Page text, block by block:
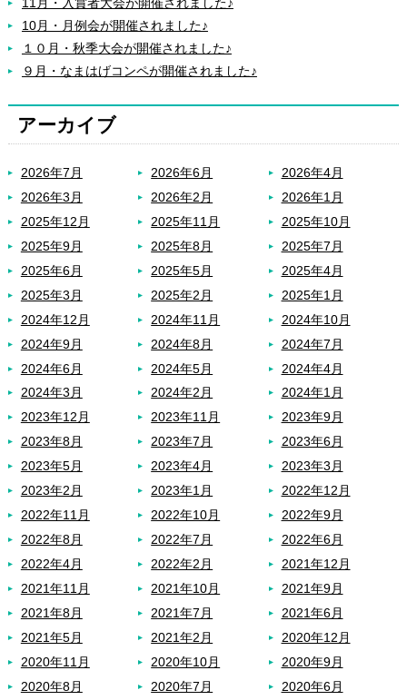
10月・月例会が開催されました♪
１０月・秋季大会が開催されました♪
９月・なまはげコンペが開催されました♪
アーカイブ
2026年7月 2026年6月
2026年4月
2026年3月
2026年2月
2026年1月
2025年12月
2025年11月
2025年10月
2025年9月
2025年8月
2025年7月
2025年6月
2025年5月
2025年4月
2025年3月
2025年2月
2025年1月
2024年12月
2024年11月
2024年10月
2024年9月
2024年8月
2024年7月
2024年6月
2024年5月
2024年4月
2024年3月
2024年2月
2024年1月
2023年12月
2023年11月
2023年9月
2023年8月
2023年7月
2023年6月
2023年5月
2023年4月
2023年3月
2023年2月
2023年1月
2022年12月
2022年11月
2022年10月
2022年9月
2022年8月
2022年7月
2022年6月
2022年4月
2022年2月
2021年12月
2021年11月
2021年10月
2021年9月
2021年8月
2021年7月
2021年6月
2021年5月
2021年2月
2020年12月
2020年11月
2020年10月
2020年9月
2020年8月
2020年7月
2020年6月